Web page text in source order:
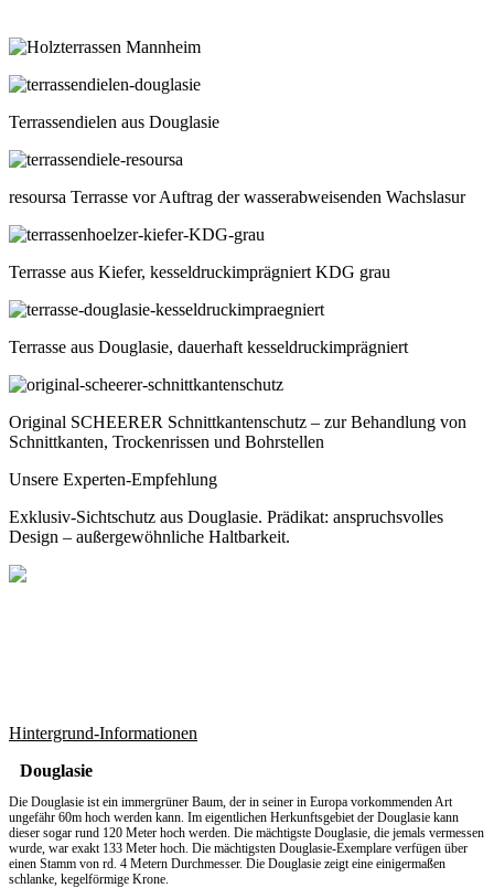
Terrassendielen aus Douglasie
resoursa Terrasse vor Auftrag der wasserabweisenden Wachslasur
Terrasse aus Kiefer, kesseldruckimprägniert KDG grau
Terrasse aus Douglasie, dauerhaft kesseldruckimprägniert
Original SCHEERER Schnittkantenschutz – zur Behandlung von
Schnittkanten, Trockenrissen und Bohrstellen
Unsere Experten-Empfehlung
Exklusiv-Sichtschutz aus Douglasie. Prädikat: anspruchsvolles
Design – außergewöhnliche Haltbarkeit.
Hintergrund-Informationen
Douglasie
Die Douglasie ist ein immergrüner Baum, der in seiner in Europa vorkommenden Art
ungefähr 60m hoch werden kann. Im eigentlichen Herkunftsgebiet der Douglasie kann
dieser sogar rund 120 Meter hoch werden. Die mächtigste Douglasie, die jemals vermessen
wurde, war exakt 133 Meter hoch. Die mächtigsten Douglasie-Exemplare verfügen über
einen Stamm von rd. 4 Metern Durchmesser. Die Douglasie zeigt eine einigermaßen
schlanke, kegelförmige Krone.